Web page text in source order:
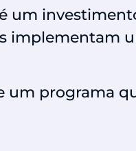
um
implementam
um programa